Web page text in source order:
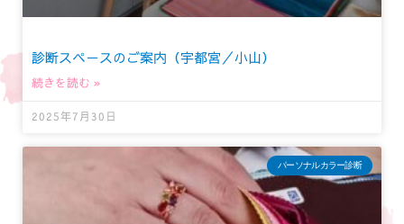
診断スペースのご案内（宇都宮／小山）
続きを読む »
2025年7月30日
パーソナルカラー診断